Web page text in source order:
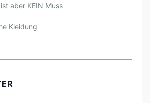
aber KEIN Muss
Kleidung